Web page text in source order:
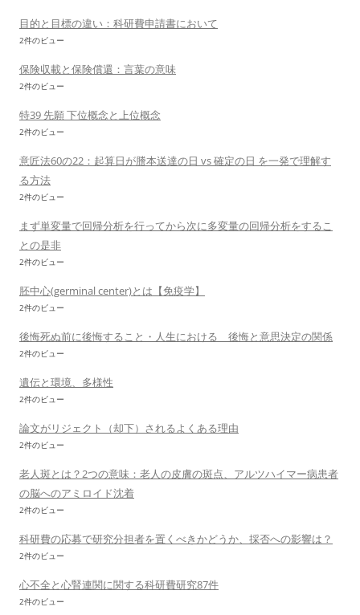
目的と目標の違い：科研費申請書において
2件のビュー
保険収載と保険償還：言葉の意味
2件のビュー
特39 先願 下位概念と上位概念
2件のビュー
意匠法60の22：起算日が謄本送達の日 vs 確定の日 を一発で理解す
る方法
2件のビュー
まず単変量で回帰分析を行ってから次に多変量の回帰分析をするこ
との是非
2件のビュー
胚中心(germinal center)とは【免疫学】
2件のビュー
後悔死ぬ前に後悔すること・人生における 後悔と意思決定の関係
2件のビュー
遺伝と環境、多様性
2件のビュー
論文がリジェクト（却下）されるよくある理由
2件のビュー
老人斑とは？2つの意味：老人の皮膚の斑点、アルツハイマー病患者
の脳へのアミロイド沈着
2件のビュー
科研費の応募で研究分担者を置くべきかどうか、採否への影響は？
2件のビュー
心不全と心腎連関に関する科研費研究87件
2件のビュー